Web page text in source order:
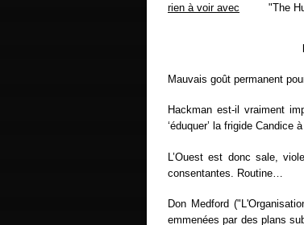
rien à voir avec "The
Mauvais goût permanent
Hackman est-il vraiment
‘éduquer’ la frigide Candice
L’Ouest est donc sale,
consentantes. Routine…
Don Medford
emmenées par des plans